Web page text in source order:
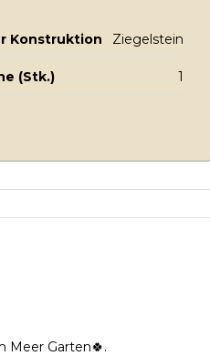
Konstruktion Ziegelstein
(Stk.) 1
Meer Garten🍀.